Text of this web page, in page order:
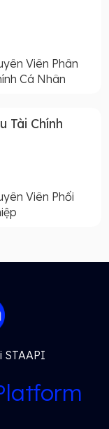
Viên Phân
Cá Nhân
Tài Chính
Viên Phối
STAAPI